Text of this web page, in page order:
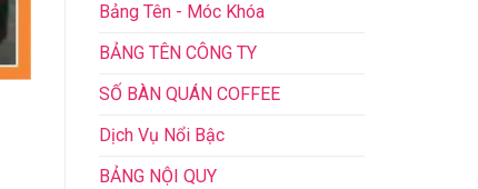
Bảng Tên - Móc Khóa
BẢNG TÊN CÔNG TY
SỐ BÀN QUÁN COFFEE
Dịch Vụ Nổi Bậc
BẢNG NỘI QUY